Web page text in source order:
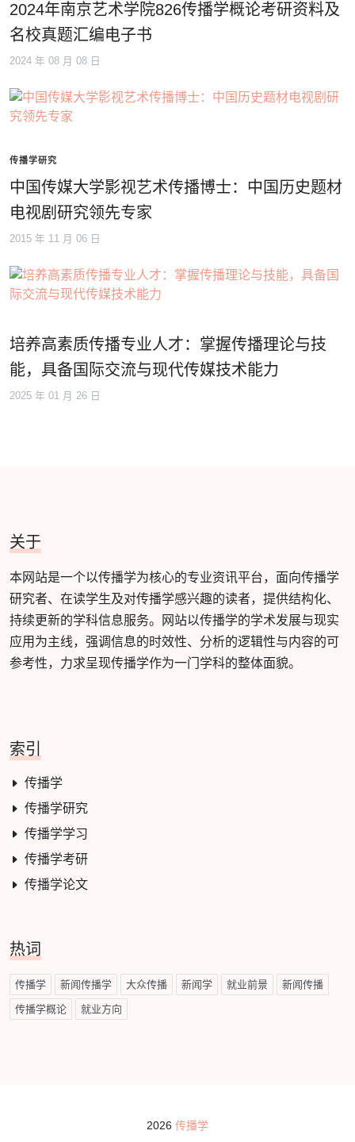
2024年南京艺术学院826传播学概论考研资料及
名校真题汇编电子书
2024 年 08 月 08 日
传播学研究
中国传媒大学影视艺术传播博士：中国历史题材
电视剧研究领先专家
2015 年 11 月 06 日
培养高素质传播专业人才：掌握传播理论与技
能，具备国际交流与现代传媒技术能力
2025 年 01 月 26 日
关于
本网站是一个以传播学为核心的专业资讯平台，面向传播学
研究者、在读学生及对传播学感兴趣的读者，提供结构化、
持续更新的学科信息服务。网站以传播学的学术发展与现实
应用为主线，强调信息的时效性、分析的逻辑性与内容的可
参考性，力求呈现传播学作为一门学科的整体面貌。
索引
传播学
传播学研究
传播学学习
传播学考研
传播学论文
热词
传播学 新闻传播学 大众传播 新闻学 就业前景 新闻传播
传播学概论 就业方向
2026 传播学